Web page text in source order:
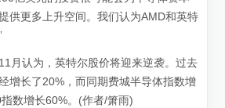
供更多上升空间。我们认为AMD和英特
月认为，英特尔股价将迎来逆袭。过去
增长了20%，而同期费城半导体指数增
数增长60%。(作者/箫雨)